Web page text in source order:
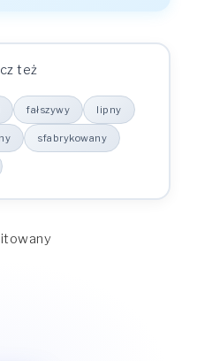
też
fałszywy lipny
sfabrykowany